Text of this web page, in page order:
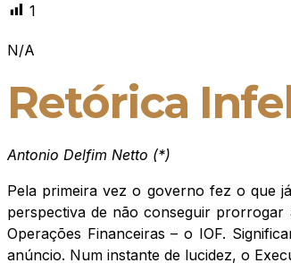
1
N/A
Retórica
Antonio Delfim Netto (*)
Pela primeira vez o governo fez o que
perspectiva de não conseguir
Operações Financeiras – o IOF.
anúncio. Num instante de lucidez, o